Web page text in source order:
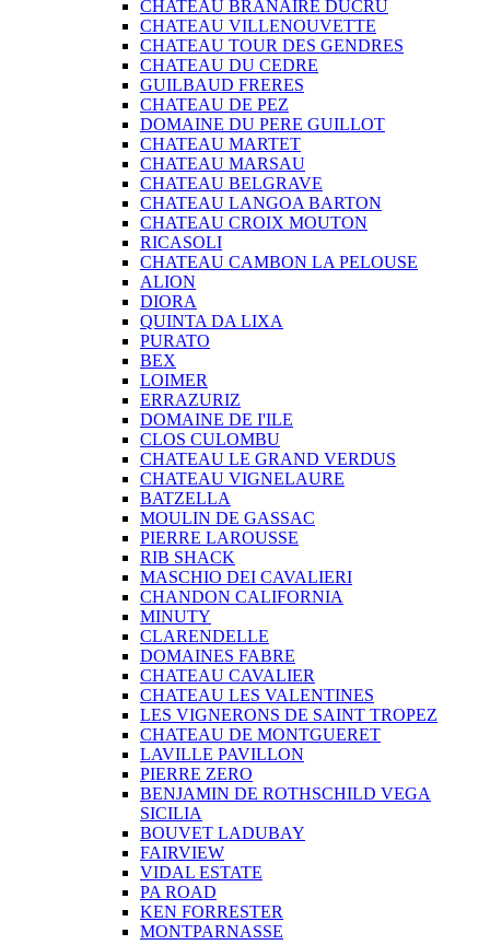
CHATEAU BRANAIRE DUCRU
CHATEAU VILLENOUVETTE
CHATEAU TOUR DES GENDRES
CHATEAU DU CEDRE
GUILBAUD FRERES
CHATEAU DE PEZ
DOMAINE DU PERE GUILLOT
CHATEAU MARTET
CHATEAU MARSAU
CHATEAU BELGRAVE
CHATEAU LANGOA BARTON
CHATEAU CROIX MOUTON
RICASOLI
CHATEAU CAMBON LA PELOUSE
ALION
DIORA
QUINTA DA LIXA
PURATO
BEX
LOIMER
ERRAZURIZ
DOMAINE DE I'ILE
CLOS CULOMBU
CHATEAU LE GRAND VERDUS
CHATEAU VIGNELAURE
BATZELLA
MOULIN DE GASSAC
PIERRE LAROUSSE
RIB SHACK
MASCHIO DEI CAVALIERI
CHANDON CALIFORNIA
MINUTY
CLARENDELLE
DOMAINES FABRE
CHATEAU CAVALIER
CHATEAU LES VALENTINES
LES VIGNERONS DE SAINT TROPEZ
CHATEAU DE MONTGUERET
LAVILLE PAVILLON
PIERRE ZERO
BENJAMIN DE ROTHSCHILD VEGA
SICILIA
BOUVET LADUBAY
FAIRVIEW
VIDAL ESTATE
PA ROAD
KEN FORRESTER
MONTPARNASSE